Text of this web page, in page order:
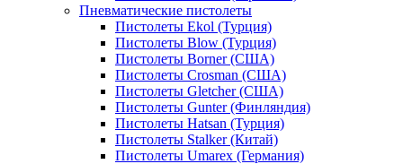
Пневматические пистолеты
Пистолеты Ekol (Турция)
Пистолеты Blow (Турция)
Пистолеты Borner (США)
Пистолеты Crosman (США)
Пистолеты Gletcher (США)
Пистолеты Gunter (Финляндия)
Пистолеты Hatsan (Турция)
Пистолеты Stalker (Китай)
Пистолеты Umarex (Германия)